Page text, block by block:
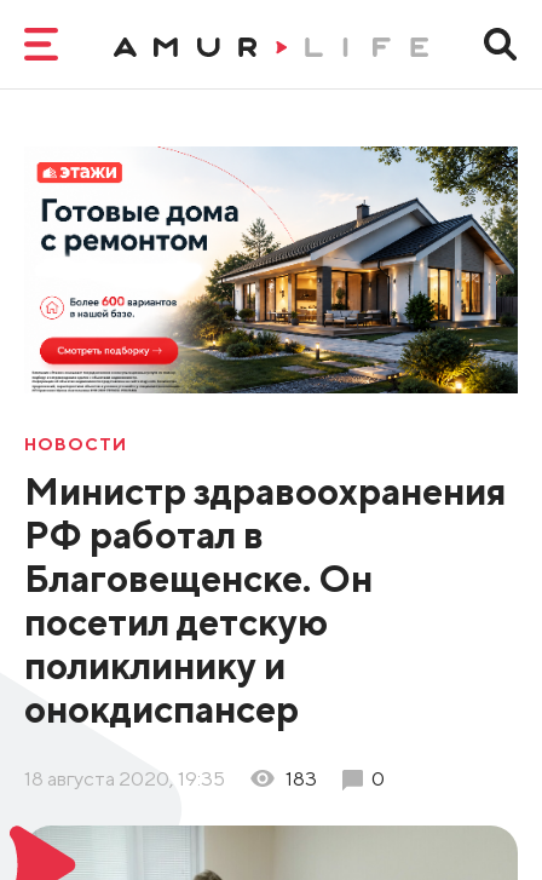
НОВОСТИ
Министр здравоохранения
РФ работал в
Благовещенске. Он
посетил детскую
поликлинику и
онокдиспансер
18 августа 2020, 19:35 183 0